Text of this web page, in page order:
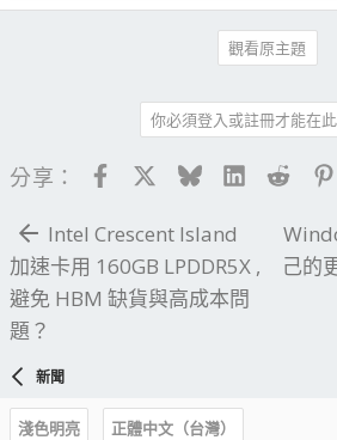
觀看原主題
你必須登入或註冊才能在
分享： FacebookBlueskyLinkedIn
Intel Crescent Island
加速卡用 160GB LPDDR5X ,
避免 HBM 缺貨與高成本問
題？
己的
新聞
淺色明亮
正體中文（台灣）